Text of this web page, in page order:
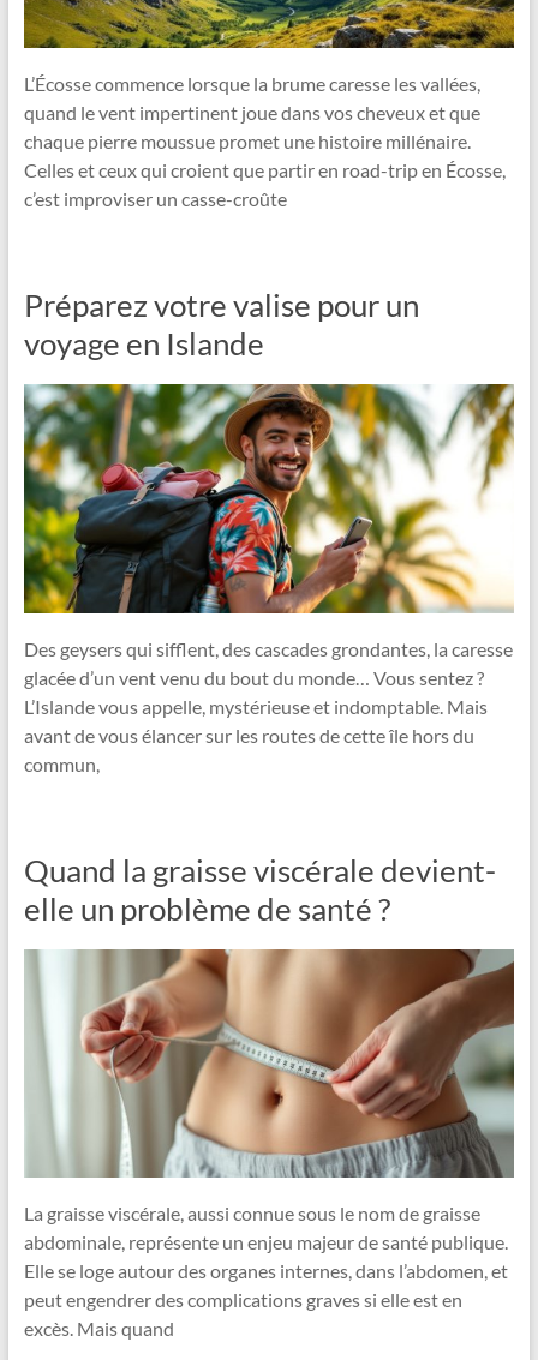
L’Écosse commence lorsque la brume caresse les vallées,
quand le vent impertinent joue dans vos cheveux et que
chaque pierre moussue promet une histoire millénaire.
Celles et ceux qui croient que partir en road-trip en Écosse,
c’est improviser un casse-croûte
Préparez votre valise pour un
voyage en Islande
Des geysers qui sifflent, des cascades grondantes, la caresse
glacée d’un vent venu du bout du monde… Vous sentez ?
L’Islande vous appelle, mystérieuse et indomptable. Mais
avant de vous élancer sur les routes de cette île hors du
commun,
Quand la graisse viscérale devient-
elle un problème de santé ?
La graisse viscérale, aussi connue sous le nom de graisse
abdominale, représente un enjeu majeur de santé publique.
Elle se loge autour des organes internes, dans l’abdomen, et
peut engendrer des complications graves si elle est en
excès. Mais quand